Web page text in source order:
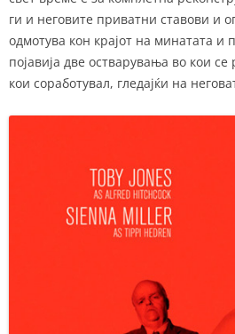
ги и неговите приватни ставови и
одмотува кон крајот на минатата и
појавија две остварувања во кои
кои соработувал, гледајќи на